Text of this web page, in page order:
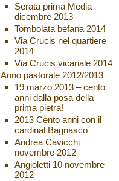
Serata prima Media
dicembre 2013
Tombolata befana 2014
Via Crucis nel quartiere
2014
Via Crucis vicariale 2014
Anno pastorale 2012/2013
19 marzo 2013 – cento
anni dalla posa della
prima pietra!
2013 Cento anni con il
cardinal Bagnasco
Andrea Cavicchi
novembre 2012
Angioletti 10 novembre
2012